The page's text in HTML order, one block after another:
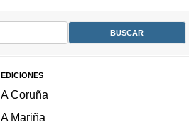
EDICIONES
A Coruña
A Mariña